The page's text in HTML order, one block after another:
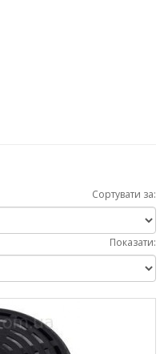
Сортувати за:
Показати: